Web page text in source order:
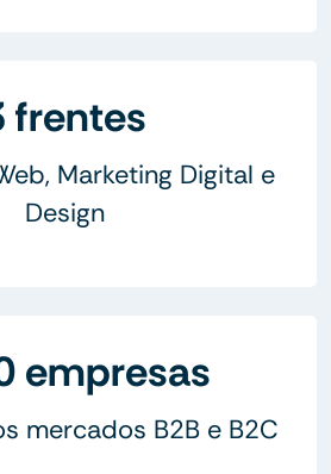
frentes
Marketing Digital e
Design
empresas
mercados B2B e B2C